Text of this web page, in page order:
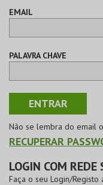
PRODUTOS
EMAIL
PALAVRA CHAVE
Não se lembra do email
RECUPERAR
LOGIN COM REDE
Faça o seu Login/Registo